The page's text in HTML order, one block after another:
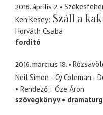
2016. április 2.
Ken Kesey Száll a
Horváth Csaba
fordító
2016. március 18.
Neil Simon - Cy Coleman -
Rendező
Őze Áron
szövegkönyv
dramaturg